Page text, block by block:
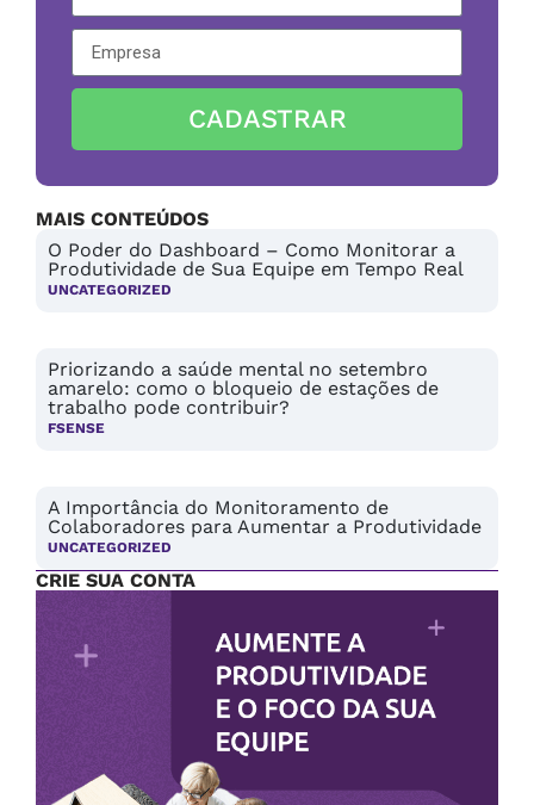
CADASTRAR
MAIS CONTEÚDOS
O Poder do Dashboard – Como Monitorar a
Produtividade de Sua Equipe em Tempo Real
UNCATEGORIZED
Priorizando a saúde mental no setembro
amarelo: como o bloqueio de estações de
trabalho pode contribuir?
FSENSE
A Importância do Monitoramento de
Colaboradores para Aumentar a Produtividade
UNCATEGORIZED
CRIE SUA CONTA